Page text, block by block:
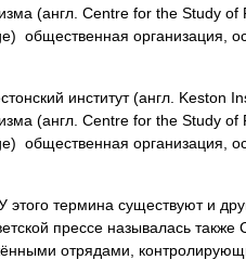
(англ. Centre for the Study
общественная организация,
институт (англ. Keston
(англ. Centre for the Study
общественная организация,
этого термина существуют и
прессе называлась
отрядами,